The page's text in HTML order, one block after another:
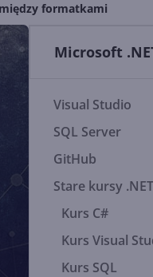
formatkami
Microsoft
Visual Studio
SQL Server
GitHub
Stare kursy .NET
Kurs C#
Kurs Visual
Kurs SQL